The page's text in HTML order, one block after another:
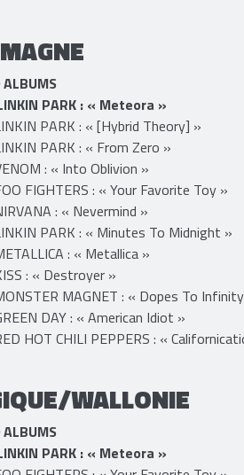
PARK : « Meteora »
PARK : « [Hybrid Theory] »
PARK : « From Zero »
: « Into Oblivion »
FIGHTERS : « Your Favorite Toy »
: « Nevermind »
PARK : « Minutes To Midnight »
: « Metallica »
: « Destroyer »
MAGNET : « Dopes To Infinity »
HOT CHILI PEPPERS : «
WALLONIE